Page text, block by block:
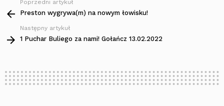
Zobacz
więcej
Poprzedni artykuł
Preston wygrywa(m) na nowym łowisku!
Następny artykuł
1 Puchar Buliego za nami! Gołańcz 13.02.2022